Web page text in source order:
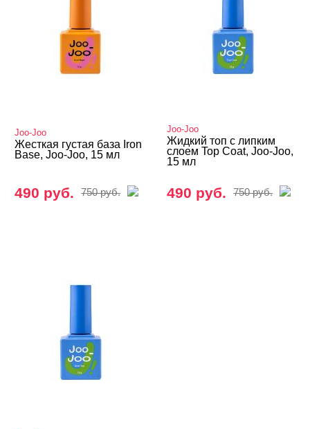
Joo-Joo
Жесткая густая база Iron
Base, Joo-Joo, 15 мл
490 руб. 750 руб.
Joo-Joo
Жидкий топ с липким
слоем Top Coat, Joo-Joo,
15 мл
490 руб. 750 руб.